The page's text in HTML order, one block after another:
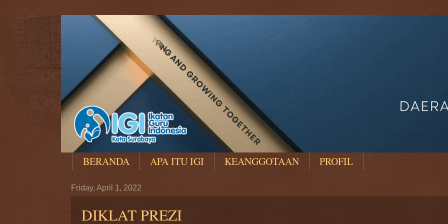
BERANDA APA ITU IGI KEANGGOTAAN PROFIL
Friday, April 1, 2022
DIKLAT PREZI